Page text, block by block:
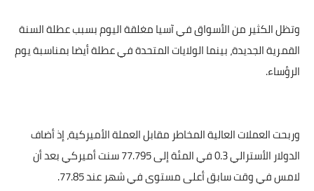
وتظل الكثير من الأسواق في آسيا مغلقة اليوم بسبب عطلة السنة
القمرية الجديدة، بينما الولايات المتحدة في عطلة أيضا بمناسبة يوم
الرؤساء.
وربحت العملات العالية المخاطر مقابل العملة الأميركية، إذ أضاف
الدولار الأسترالي 0.3 في المئة إلى 77.795 سنت أميركي بعد أن
لامس في وقت سابق أعلى مستوى في شهر عند 77.85.